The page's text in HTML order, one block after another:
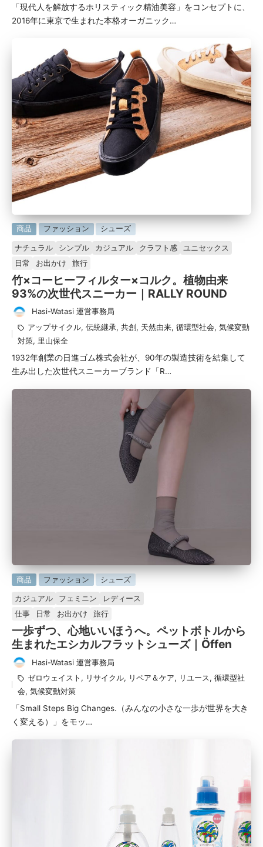
者「現代人を解放するホリスティック精油美容」をコンセプトに、
2016年に東京で生まれた本格オーガニック…
に
載
済
み
商品 ファッション シューズ
ナチュラル シンプル カジュアル クラフト感
ユニセックス
日常
お出かけ 旅行
竹×コーヒーフィルター×コルク。植物由来
93%の次世代スニーカー｜RALLY ROUND
投
稿
者
Hasi-Watasi 運営事務局
タ
グ：
アップサイクル,伝統継承,共創, 天然由来,循環型社会,気候変動
対策, 里山保全
1932年創業の日進ゴム株式会社が、90年の製造技術を結集して
生み出した次世代スニーカーブランド「R…
に
載
済
み
商品 ファッション シューズ
カジュアル フェミニン
レディース
仕事
日常 お出かけ 旅行
一歩ずつ、心地いいほうへ。ペットボトルから
生まれたエシカルフラットシューズ｜Öffen
投
稿
者
Hasi-Watasi 運営事務局
タ
グ：
ゼロウェイスト , リサイクル, リペア＆ケア, リユース,循環型社
会, 気候変動対策
「Small Steps Big Changes.（みんなの小さな一歩が世界を大き
く変える）」をモッ…